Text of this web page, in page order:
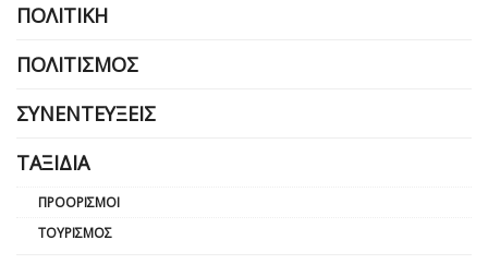
ΠΟΛΙΤΙΚΉ
ΠΟΛΙΤΙΣΜΌΣ
ΣΥΝΕΝΤΕΎΞΕΙΣ
ΤΑΞΊΔΙΑ
ΠΡΟΟΡΙΣΜΟΊ
ΤΟΥΡΙΣΜΌΣ